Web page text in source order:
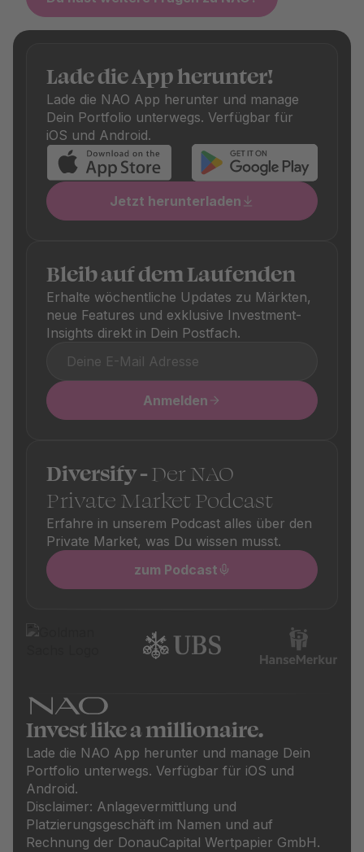
denen die Top 1 % ihr Vermögen aufbauen.
berücksichtigt. Diese decken das aktive Management
durch die Asset Manager ab. Wir prüfen bei der Kuration
schaffen es auf unsere Plattform. Zusätzlich fallen je nach
Fonds einmalige Kauf- und Verkaufsgebühren an, die
ebenfalls transparent ausgewiesen sind. Diese
unterscheiden sich je nach Produkt und sind in den
jeweiligen Produktdetails klar ersichtlich.
Lade die App herunter!
Lade die NAO App herunter und manage
Dein Portfolio unterwegs. Verfügbar für
iOS und Android.
Jetzt herunterladen
Bleib auf dem Laufenden
Erhalte wöchentliche Updates zu Märkten,
neue Features und exklusive Investment-
Insights direkt in Dein Postfach.
Anmelden
Diversify -Der NAO
Private Market Podcast
Erfahre in unserem Podcast alles über den
Private Market, was Du wissen musst.
zum Podcast
Invest like a millionaire.
Lade die NAO App herunter und manage Dein
Portfolio unterwegs. Verfügbar für iOS und
Android.
Disclaimer: Anlagevermittlung und
Platzierungsgeschäft im Namen und auf
Rechnung der DonauCapital Wertpapier GmbH.